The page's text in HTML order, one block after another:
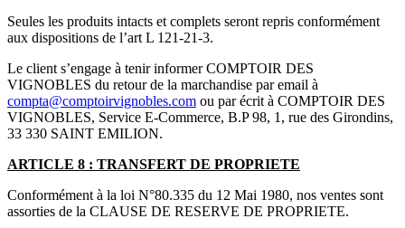
Seules les produits intacts et complets seront repris conformément
aux dispositions de l’art L 121-21-3.
Le client s’engage à tenir informer COMPTOIR DES
VIGNOBLES du retour de la marchandise par email à
compta@comptoirvignobles.com ou par écrit à COMPTOIR DES
VIGNOBLES, Service E-Commerce, B.P 98, 1, rue des Girondins,
33 330 SAINT EMILION.
ARTICLE 8 : TRANSFERT DE PROPRIETE
Conformément à la loi N°80.335 du 12 Mai 1980, nos ventes sont
assorties de la CLAUSE DE RESERVE DE PROPRIETE.